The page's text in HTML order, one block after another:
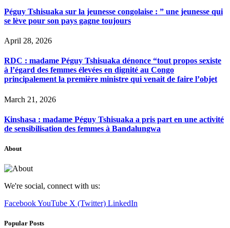
Péguy Tshisuaka sur la jeunesse congolaise : ” une jeunesse qui
se lève pour son pays gagne toujours
April 28, 2026
RDC : madame Péguy Tshisuaka dénonce “tout propos sexiste
à l’égard des femmes élevées en dignité au Congo
principalement la première ministre qui venait de faire l’objet
March 21, 2026
Kinshasa : madame Péguy Tshisuaka a pris part en une activité
de sensibilisation des femmes à Bandalungwa
About
We're social, connect with us:
FacebookYouTube X (Twitter) LinkedIn
Popular Posts